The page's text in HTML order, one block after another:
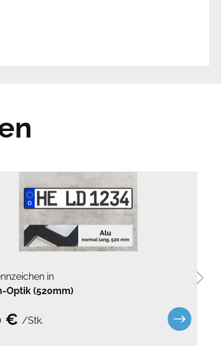
in
Optik (520mm)
€ /Stk.